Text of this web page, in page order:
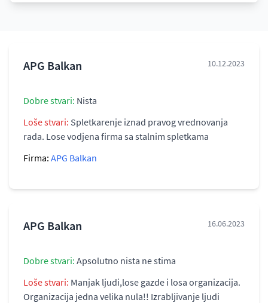
APG Balkan 10.12.2023
Dobre stvari: Nista
Loše stvari: Spletkarenje iznad pravog vrednovanja
rada. Lose vodjena firma sa stalnim spletkama
Firma: APG Balkan
APG Balkan 16.06.2023
Dobre stvari: Apsolutno nista ne stima
Loše stvari: Manjak ljudi,lose gazde i losa organizacija.
Organizacija jedna velika nula!! Izrabljivanje ljudi